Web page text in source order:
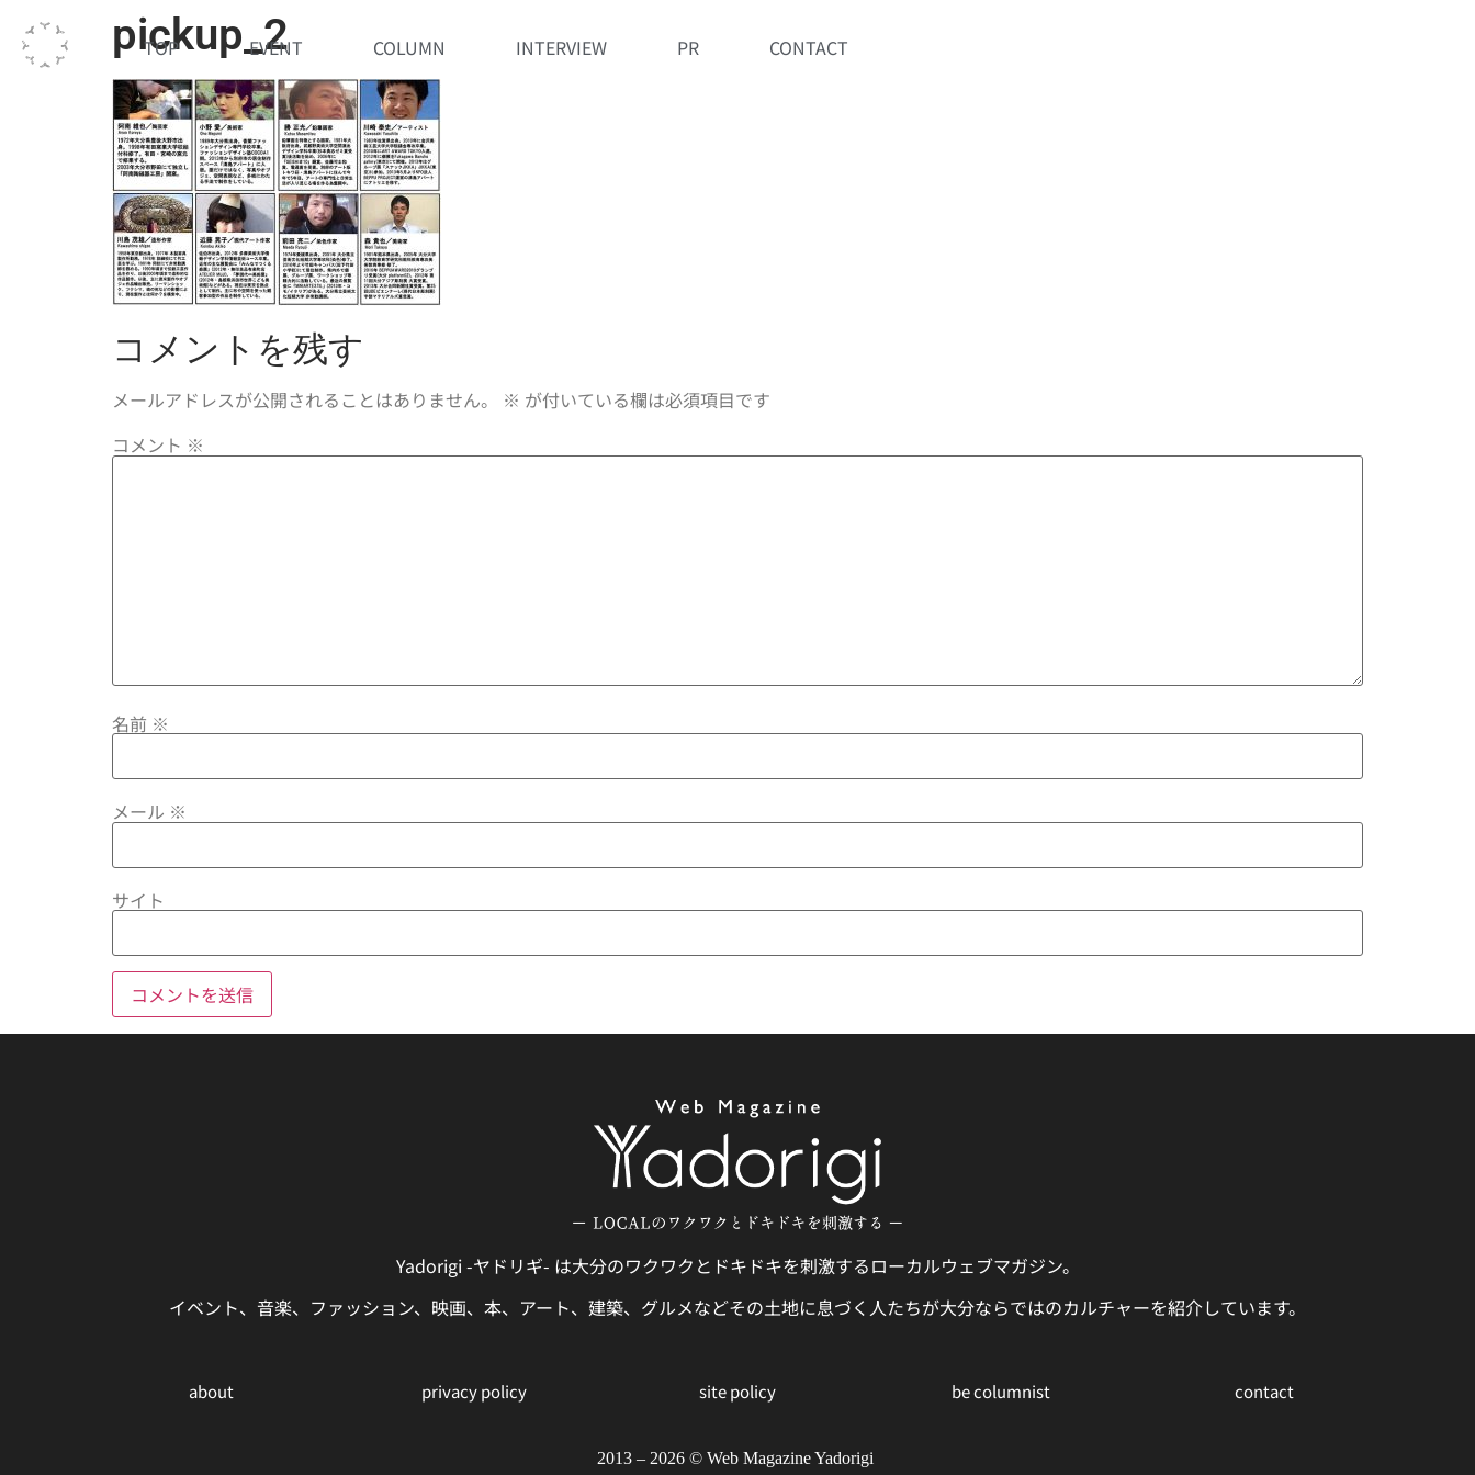
TOP EVENT COLUMN INTERVIEW PR CONTACT
pickup_2
コメントを残す
メールアドレスが公開されることはありません。 ※ が付いている欄は必須項目です
コメント ※
名前 ※
メール ※
サイト
Yadorigi -ヤドリギ- は大分のワクワクとドキドキを刺激するローカルウェブマガジン。
イベント、音楽、ファッション、映画、本、アート、建築、グルメなどその土地に息づく人たちが大分ならではのカルチャーを紹介しています。
about privacy policy site policy be columnist contact
2013 – 2026 ©︎ Web Magazine Yadorigi